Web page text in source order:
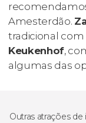
Amesterdão.
tradicional
Keukenhof,
algumas das
Outras atrações